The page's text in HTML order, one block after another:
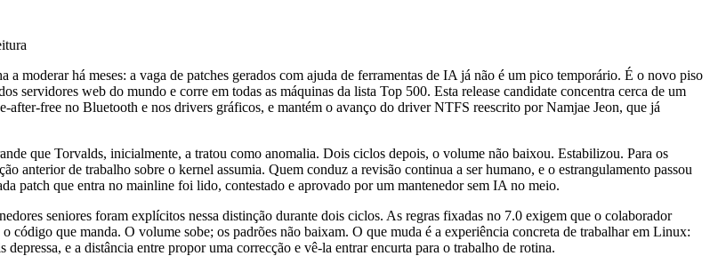
há meses: a vaga de patches gerados com ajuda de ferramentas de IA já não é um pico temporário. É o novo piso
servidores web do mundo e corre em todas as máquinas da lista Top 500. Esta release candidate concentra cerca de um
after-free no Bluetooth e nos drivers gráficos, e mantém o avanço do driver NTFS reescrito por Namjae Jeon, que já
que Torvalds, inicialmente, a tratou como anomalia. Dois ciclos depois, o volume não baixou. Estabilizou. Para os
anterior de trabalho sobre o kernel assumia. Quem conduz a revisão continua a ser humano, e o estrangulamento passou
patch que entra no mainline foi lido, contestado e aprovado por um mantenedor sem IA no meio.
seniores foram explícitos nessa distinção durante dois ciclos. As regras fixadas no 7.0 exigem que o colaborador
que manda. O volume sobe; os padrões não baixam. O que muda é a experiência concreta de trabalhar em Linux:
e a distância entre propor uma correcção e vê-la entrar encurta para o trabalho de rotina.